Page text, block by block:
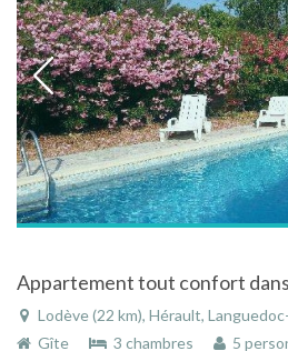
Lodève (22 km), Hérault, Languedoc-
Gîte
3 chambres 5